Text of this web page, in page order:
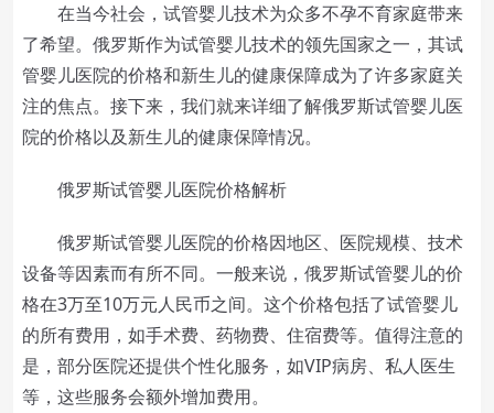
在当今社会，试管婴儿技术为众多不孕不育家庭带来
了希望。俄罗斯作为试管婴儿技术的领先国家之一，其试
管婴儿医院的价格和新生儿的健康保障成为了许多家庭关
注的焦点。接下来，我们就来详细了解俄罗斯试管婴儿医
院的价格以及新生儿的健康保障情况。
俄罗斯试管婴儿医院价格解析
俄罗斯试管婴儿医院的价格因地区、医院规模、技术
设备等因素而有所不同。一般来说，俄罗斯试管婴儿的价
格在3万至10万元人民币之间。这个价格包括了试管婴儿
的所有费用，如手术费、药物费、住宿费等。值得注意的
是，部分医院还提供个性化服务，如VIP病房、私人医生
等，这些服务会额外增加费用。